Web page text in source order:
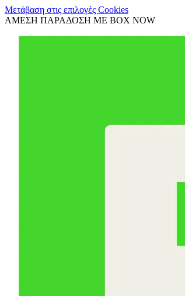
Μετάβαση στις επιλογές Cookies
ΑΜΕΣΗ ΠΑΡΑΔΟΣΗ ΜΕ BOX NOW